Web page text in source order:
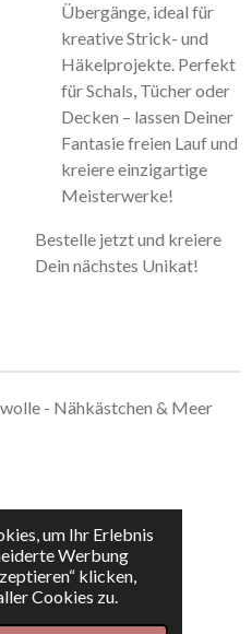
um Ihr Erlebnis
Werbung
klicken,
Cookies zu.
Übergänge, ideal für
kreative Strick- und
Häkelprojekte. Perfekt
für Schals, Tücher oder
Decken – lassen Deiner
Fantasie freien Lauf und
kreiere einzigartige
Meisterwerke!
Bestelle jetzt und kreiere
Dein nächstes Unikat!
- Nähkästchen & Meer